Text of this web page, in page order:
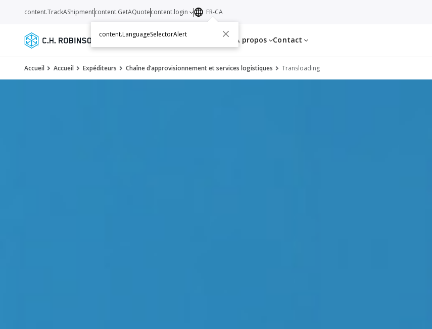
Services Transporteurs Ressources À propos Contact
content.TrackAShipmentcontent.GetAQuotecontent.login FR-CA
content.LanguageSelectorAlert
Accueil Accueil Expéditeurs Chaîne d’approvisionnement et services logistiques Transloading